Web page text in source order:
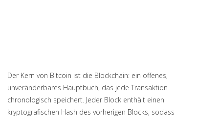
Der Kern von Bitcoin ist die Blockchain: ein offenes,
unveränderbares Hauptbuch, das jede Transaktion
chronologisch speichert. Jeder Block enthält einen
kryptografischen Hash des vorherigen Blocks, sodass